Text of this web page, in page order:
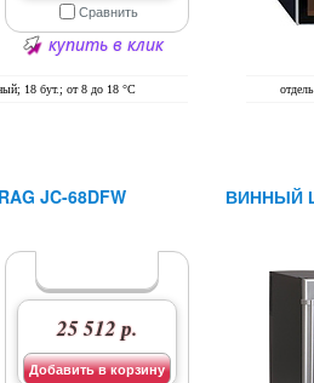
18 бут.; от 8 до 18 °C
Сравнить
купить в клик
JC-68DFW
25 512 р.
Добавить в корзину
ВИННЫЙ